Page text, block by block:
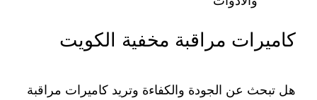
كاميرات مراقبة مخفية الكويت
هل تبحث عن الجودة والكفاءة وتريد كاميرات مراقبة